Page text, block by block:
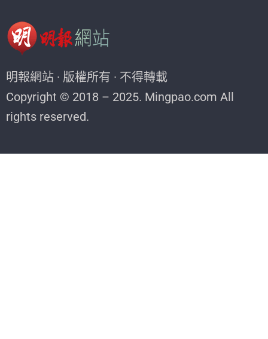
明報網站 · 版權所有 · 不得轉載
Copyright © 2018 – 2025. Mingpao.com All
rights reserved.